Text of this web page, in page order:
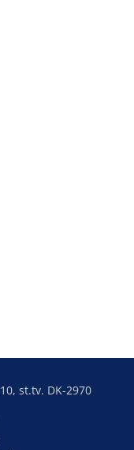
st.tv. DK-2970